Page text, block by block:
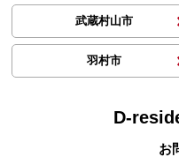
武蔵村山市
羽村市
D-
お